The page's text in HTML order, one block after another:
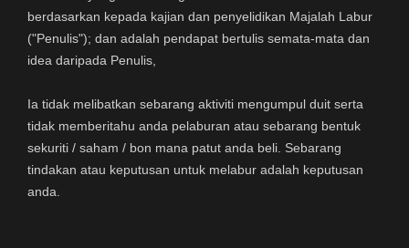
berdasarkan kepada kajian dan penyelidikan Majalah Labur
("Penulis"); dan adalah pendapat bertulis semata-mata dan
idea daripada Penulis,
Ia tidak melibatkan sebarang aktiviti mengumpul duit serta
tidak memberitahu anda pelaburan atau sebarang bentuk
sekuriti / saham / bon mana patut anda beli. Sebarang
tindakan atau keputusan untuk melabur adalah keputusan
anda.